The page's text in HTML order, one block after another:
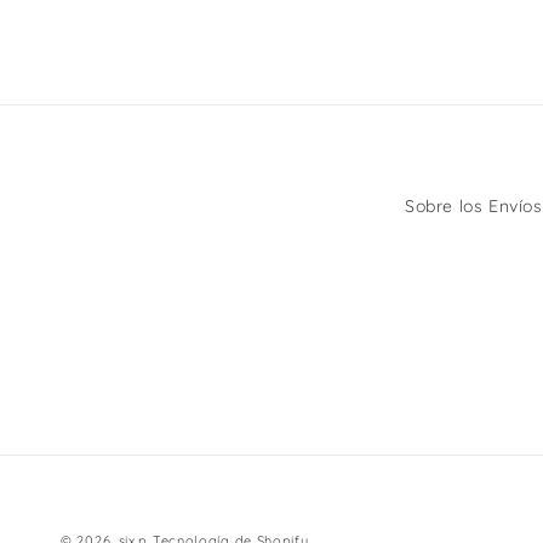
Sobre los Envíos